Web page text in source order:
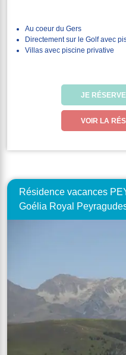
Au coeur du Gers
Directement sur le Golf avec
Villas avec piscine privative
JE RÉSERVE
VOIR LA
Résidence vacances
Goélia Royal